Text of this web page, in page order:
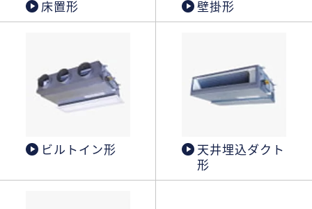
床置形 壁掛形
ビルトイン形
天井埋込ダクト
形